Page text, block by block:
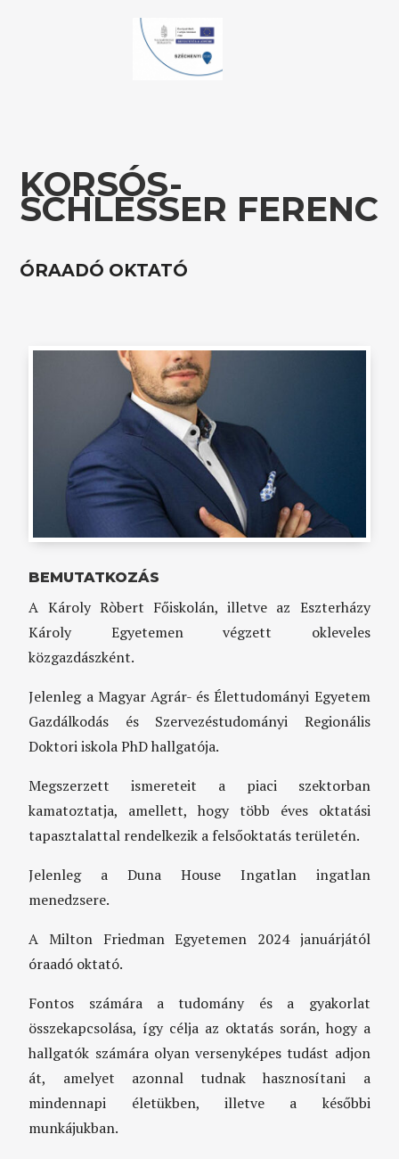
KORSÓS-
SCHLESSER FERENC
ÓRAADÓ OKTATÓ
BEMUTATKOZÁS
A Károly Ròbert Főiskolán, illetve az Eszterházy
Károly Egyetemen végzett okleveles
közgazdászként.
Jelenleg a Magyar Agrár- és Élettudományi Egyetem
Gazdálkodás és Szervezéstudományi Regionális
Doktori iskola PhD hallgatója.
Megszerzett ismereteit a piaci szektorban
kamatoztatja, amellett, hogy több éves oktatási
tapasztalattal rendelkezik a felsőoktatás területén.
Jelenleg a Duna House Ingatlan ingatlan
menedzsere.
A Milton Friedman Egyetemen 2024 januárjától
óraadó oktató.
Fontos számára a tudomány és a gyakorlat
összekapcsolása, így célja az oktatás során, hogy a
hallgatók számára olyan versenyképes tudást adjon
át, amelyet azonnal tudnak hasznosítani a
mindennapi életükben, illetve a későbbi
munkájukban.